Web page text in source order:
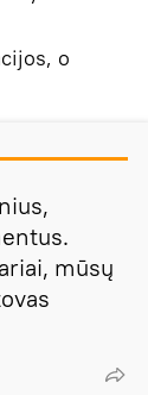
o
mūsų